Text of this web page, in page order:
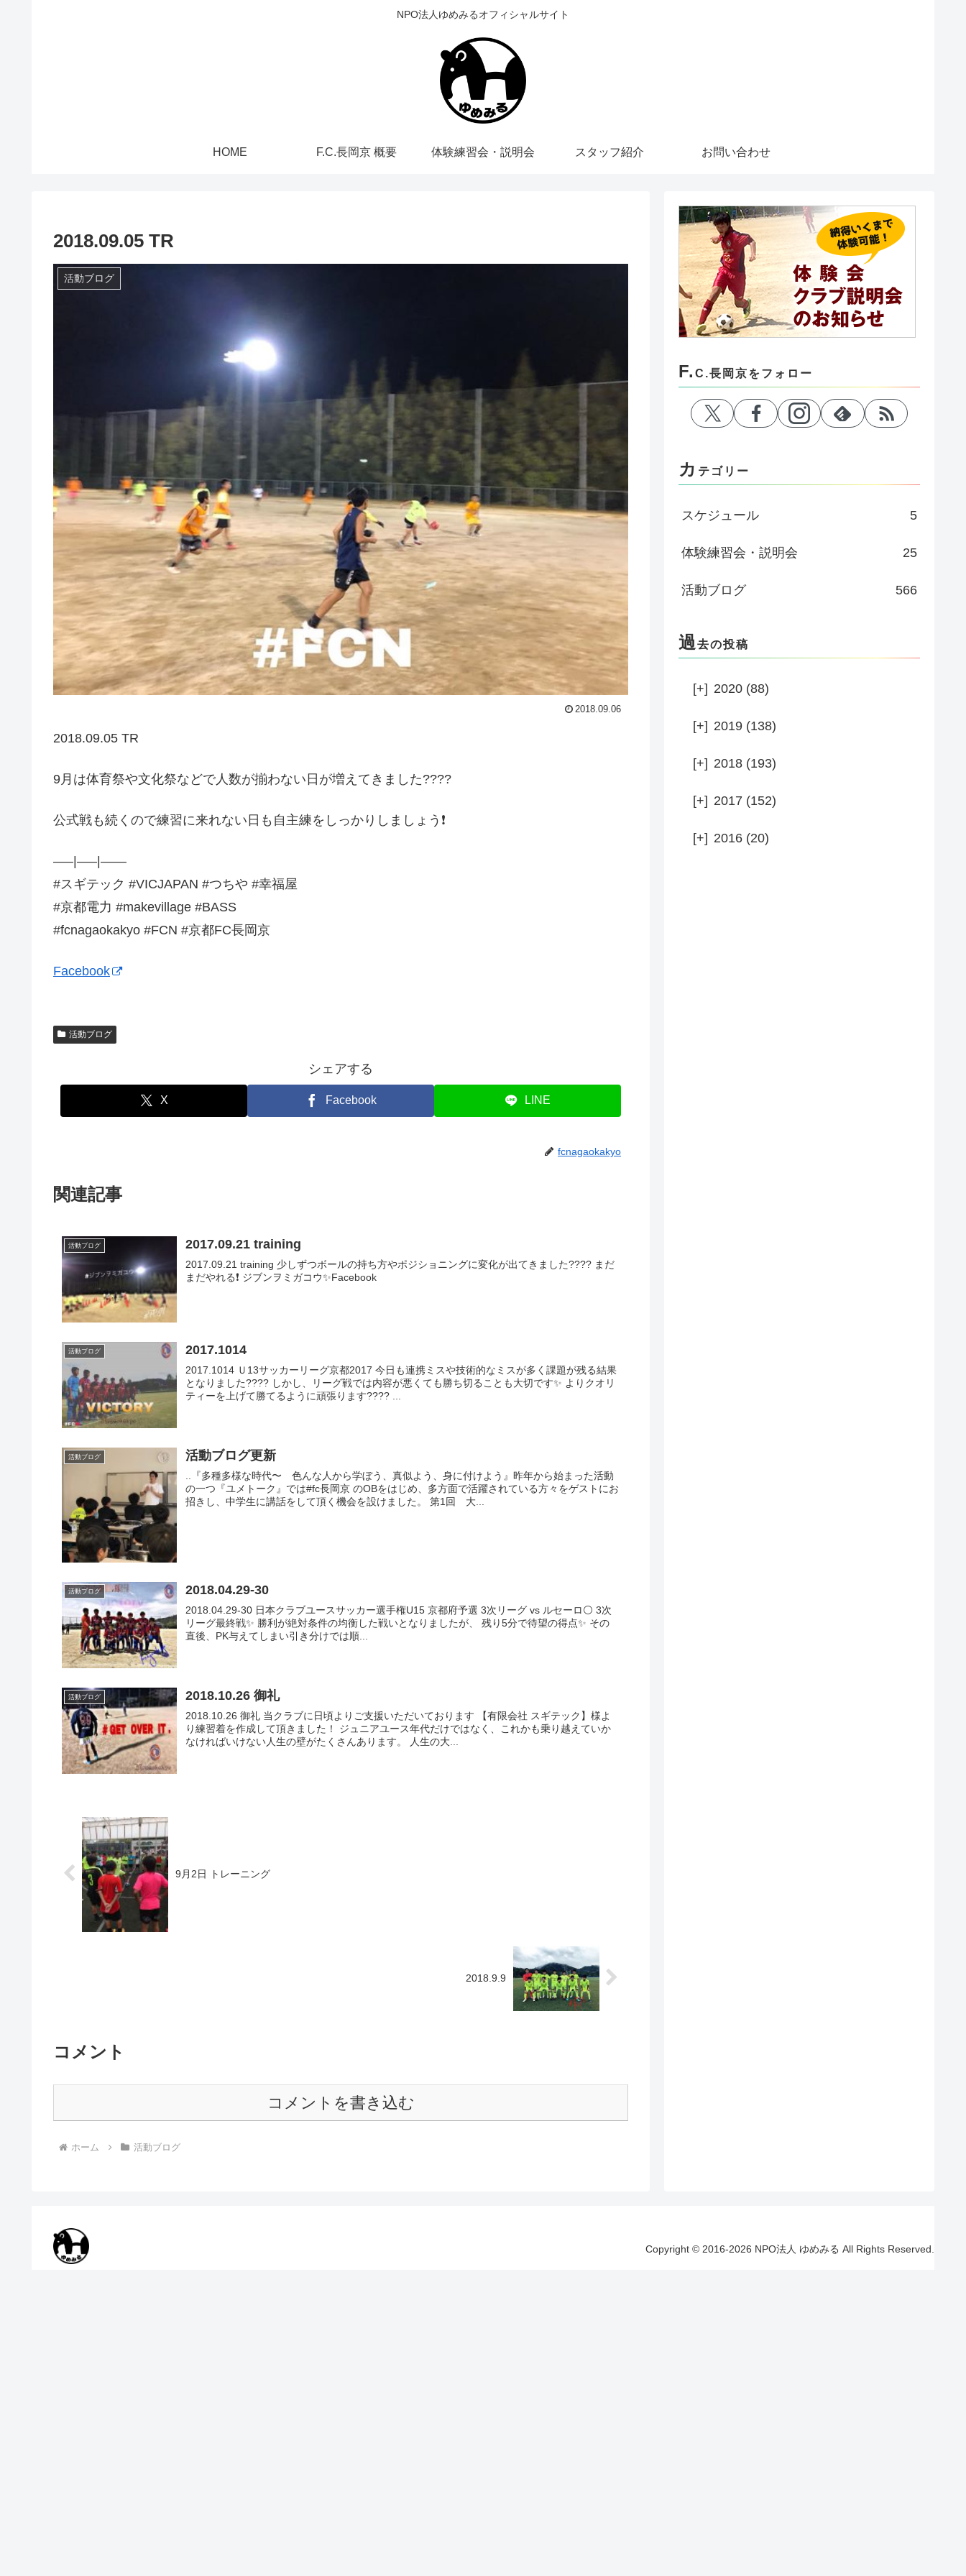
NPO法人ゆめみるオフィシャルサイト
HOME F.C.長岡京 概要 体験練習会・説明会 スタッフ紹介 お問い合わせ
2018.09.05 TR
活動ブログ
2018.09.06
2018.09.05 TR
9月は体育祭や文化祭などで人数が揃わない日が増えてきました????
公式戦も続くので練習に来れない日も自主練をしっかりしましょう❗️
—–|—–|——
#スギテック #VICJAPAN #つちや #幸福屋
#京都電力 #makevillage #BASS
#fcnagaokakyo #FCN #京都FC長岡京
Facebook
活動ブログ
シェアする
X Facebook LINE
fcnagaokakyo
関連記事
活動ブログ 2017.09.21 training
2017.09.21 training 少しずつボールの持ち方やポジショニングに変化が出てきました???? まだ
まだやれる❗️ ジブンヲミガコウ✨Facebook
活動ブログ 2017.1014
2017.1014 Ｕ13サッカーリーグ京都2017 今日も連携ミスや技術的なミスが多く課題が残る結果
となりました???? しかし、リーグ戦では内容が悪くても勝ち切ることも大切です✨ よりクオリ
ティーを上げて勝てるように頑張ります???? ...
活動ブログ 活動ブログ更新
..『多種多様な時代〜 色んな人から学ぼう、真似よう、身に付けよう』昨年から始まった活動
の一つ『ユメトーク』では#fc長岡京 のOBをはじめ、多方面で活躍されている方々をゲストにお
招きし、中学生に講話をして頂く機会を設けました。 第1回 大...
活動ブログ 2018.04.29-30
2018.04.29-30 日本クラブユースサッカー選手権U15 京都府予選 3次リーグ vs ルセーロ⚪️ 3次
リーグ最終戦✨ 勝利が絶対条件の均衡した戦いとなりましたが、 残り5分で待望の得点✨ その
直後、PK与えてしまい引き分けでは順...
活動ブログ 2018.10.26 御礼
2018.10.26 御礼 当クラブに日頃よりご支援いただいております 【有限会社 スギテック】様よ
り練習着を作成して頂きました！ ジュニアユース年代だけではなく、これかも乗り越えていか
なければいけない人生の壁がたくさんあります。 人生の大...
9月2日 トレーニング
2018.9.9
コメント
コメントを書き込む
ホーム 活動ブログ
F. C.長岡京をフォロー
カ テゴリー
スケジュール 5
体験練習会・説明会 25
活動ブログ 566
過 去の投稿
[+] 2020 (88)
[+] 2019 (138)
[+] 2018 (193)
[+] 2017 (152)
[+] 2016 (20)
Copyright © 2016-2026 NPO法人 ゆめみる All Rights Reserved.